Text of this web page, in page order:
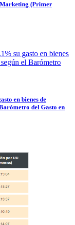
(Primer
en bienes de
del Gasto en